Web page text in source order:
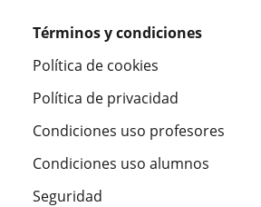
Términos y condiciones
Política de cookies
Política de privacidad
Condiciones uso profesores
Condiciones uso alumnos
Seguridad